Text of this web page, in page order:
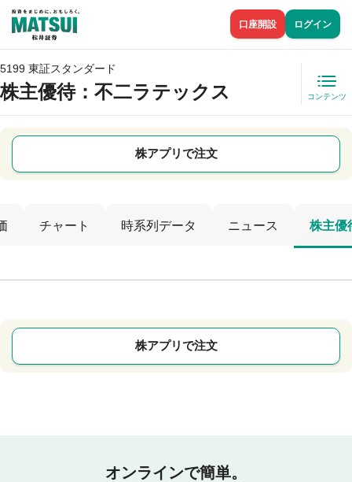
口座開設 ログイン
5199 東証スタンダード
株主優待：不二ラテックス コンテンツ
株アプリで注文
チャート 時系列データ ニュース 株主優
株アプリで注文
オンラインで簡単。